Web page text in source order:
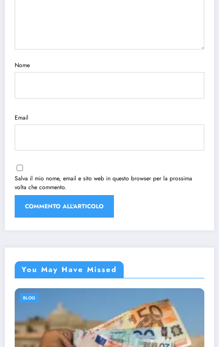
Nome
Email
Salva il mio nome, email e sito web in questo browser per la prossima
volta che commento.
You May Have Missed
BLOG